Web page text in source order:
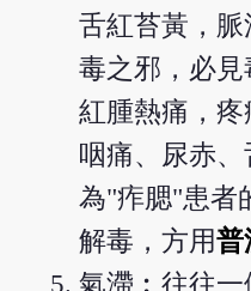
舌紅苔黃，
毒之邪，必
紅腫熱痛，疼
咽痛、尿赤
為"痄腮"患者
解毒，方用普
氣滯︰往往一